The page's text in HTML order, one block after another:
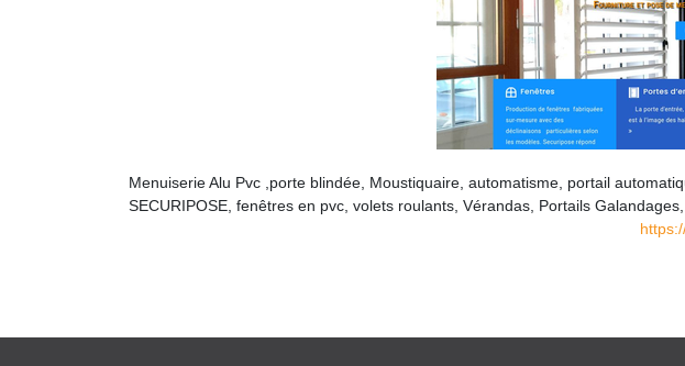
Menuiserie Alu Pvc ,porte blindée, Moustiquaire, automatisme, portail
SECURIPOSE, fenêtres en pvc, volets roulants, Vérandas, Portails